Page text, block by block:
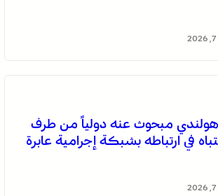
مبحوث عنه دولياً من طرف
في ارتباطه بشبكة إجرامية عابرة